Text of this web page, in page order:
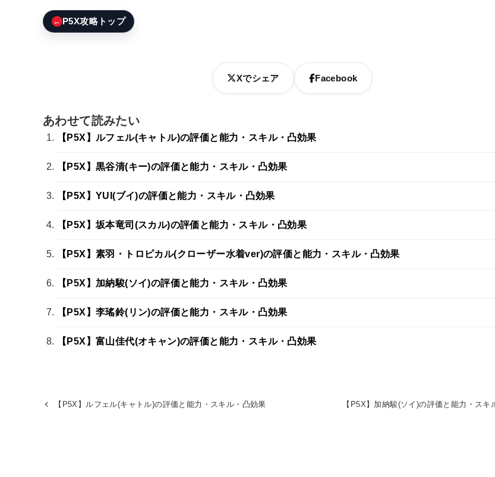
← P5X攻略トップ
Xでシェア Facebook
あわせて読みたい
【P5X】ルフェル(キャトル)の評価と能力・スキル・凸効果
【P5X】黒谷清(キー)の評価と能力・スキル・凸効果
【P5X】YUI(ブイ)の評価と能力・スキル・凸効果
【P5X】坂本竜司(スカル)の評価と能力・スキル・凸効果
【P5X】素羽・トロピカル(クローザー水着ver)の評価と能力・スキル・凸効果
【P5X】加納駿(ソイ)の評価と能力・スキル・凸効果
【P5X】李瑤鈴(リン)の評価と能力・スキル・凸効果
【P5X】富山佳代(オキャン)の評価と能力・スキル・凸効果
【P5X】ルフェル(キャトル)の評価と能力・スキル・凸効果 【P5X】加納駿(ソイ)の評価と能力・スキ